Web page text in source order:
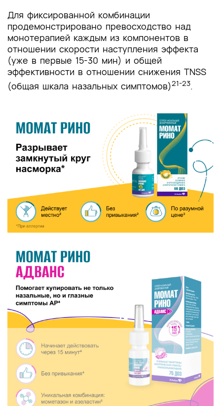
Для фиксированной комбинации
продемонстрировано превосходство над
монотерапией каждым из компонентов в
отношении скорости наступления эффекта
(уже в первые 15-30 мин) и общей
эффективности в отношении снижения TNSS
(общая шкала назальных симптомов)21-23.